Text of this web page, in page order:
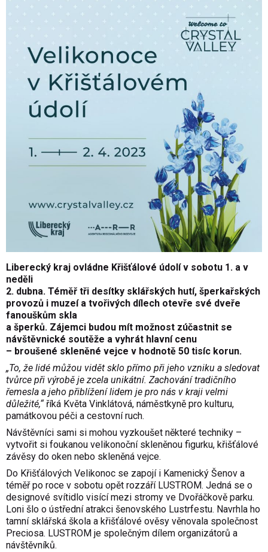
Liberecký kraj ovládne Křišťálové údolí v sobotu 1. a v
neděli
2. dubna. Téměř tři desítky sklářských hutí, šperkařských
provozů i muzeí a tvořivých dílech otevře své dveře
fanouškům skla
a šperků. Zájemci budou mít možnost zúčastnit se
návštěvnické soutěže a vyhrát hlavní cenu
– broušené skleněné vejce v hodnotě 50 tisíc korun.
„To, že lidé můžou vidět sklo přímo při jeho vzniku a sledovat
tvůrce při výrobě je zcela unikátní. Zachování tradičního
řemesla a jeho přiblížení lidem je pro nás v kraji velmi
důležité,“ říká Květa Vinklátová, náměstkyně pro kulturu,
památkovou péči a cestovní ruch.
Návštěvníci sami si mohou vyzkoušet některé techniky –
vytvořit si foukanou velikonoční skleněnou figurku, křišťálové
závěsy do oken nebo skleněná vejce.
Do Křišťálových Velikonoc se zapojí i Kamenický Šenov a
téměř po roce v sobotu opět rozzáří LUSTROM. Jedná se o
designové svítidlo visící mezi stromy ve Dvořáčkově parku.
Loni šlo o ústřední atrakci šenovského Lustrfestu. Navrhla ho
tamní sklářská škola a křišťálové ověsy věnovala společnost
Preciosa. LUSTROM je společným dílem organizátorů a
návštěvníků.